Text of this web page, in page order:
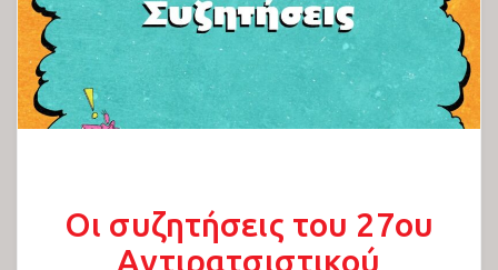
Οι συζητήσεις του 27ου
Αντιρατσιστικού